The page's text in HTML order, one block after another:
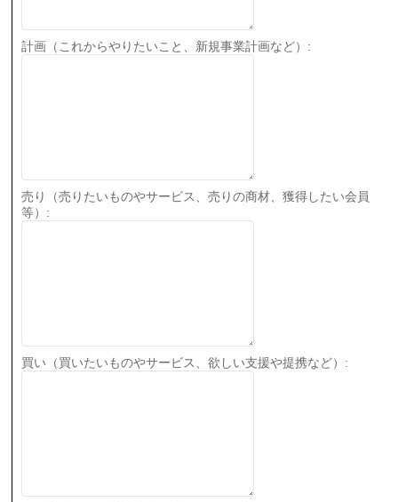
計画（これからやりたいこと、新規事業計画など）:
売り（売りたいものやサービス、売りの商材、獲得したい会員
等）:
買い（買いたいものやサービス、欲しい支援や提携など）: